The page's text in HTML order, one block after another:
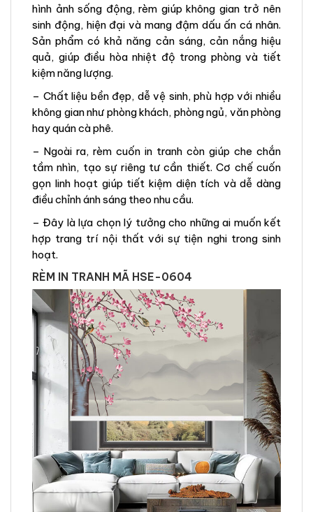
hình ảnh sống động, rèm giúp không gian trở nên
sinh động, hiện đại và mang đậm dấu ấn cá nhân.
Sản phẩm có khả năng cản sáng, cản nắng hiệu
quả, giúp điều hòa nhiệt độ trong phòng và tiết
kiệm năng lượng.
– Chất liệu bền đẹp, dễ vệ sinh, phù hợp với nhiều
không gian như phòng khách, phòng ngủ, văn phòng
hay quán cà phê.
– Ngoài ra, rèm cuốn in tranh còn giúp che chắn
tầm nhìn, tạo sự riêng tư cần thiết. Cơ chế cuốn
gọn linh hoạt giúp tiết kiệm diện tích và dễ dàng
điều chỉnh ánh sáng theo nhu cầu.
– Đây là lựa chọn lý tưởng cho những ai muốn kết
hợp trang trí nội thất với sự tiện nghi trong sinh
hoạt.
RÈM IN TRANH MÃ HSE-0604